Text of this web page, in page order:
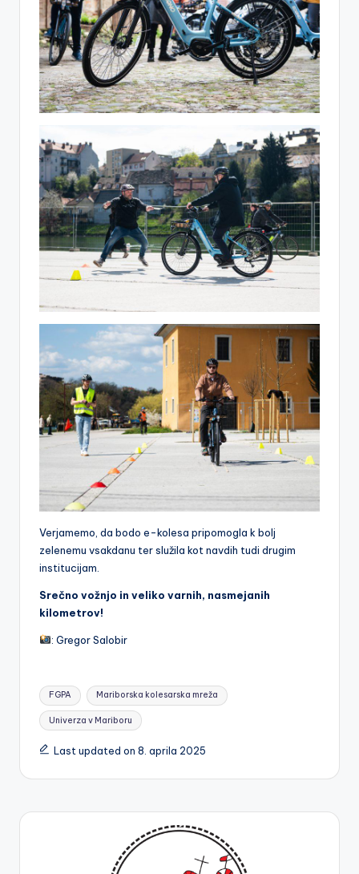
Verjamemo, da bodo e-kolesa pripomogla k bolj
zelenemu vsakdanu ter služila kot navdih tudi drugim
institucijam.
Srečno vožnjo in veliko varnih, nasmejanih
kilometrov!
: Gregor Salobir
Tags:
FGPA Mariborska kolesarska mreža
Univerza v Mariboru
Last updated on 8. aprila 2025